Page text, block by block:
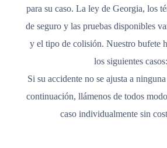
para su caso. La ley de Georgia, los
de seguro y las pruebas disponibles
y el tipo de colisión. Nuestro bufete
los siguientes casos:
Si su accidente no se ajusta a
continuación, llámenos de todos
caso individualmente sin